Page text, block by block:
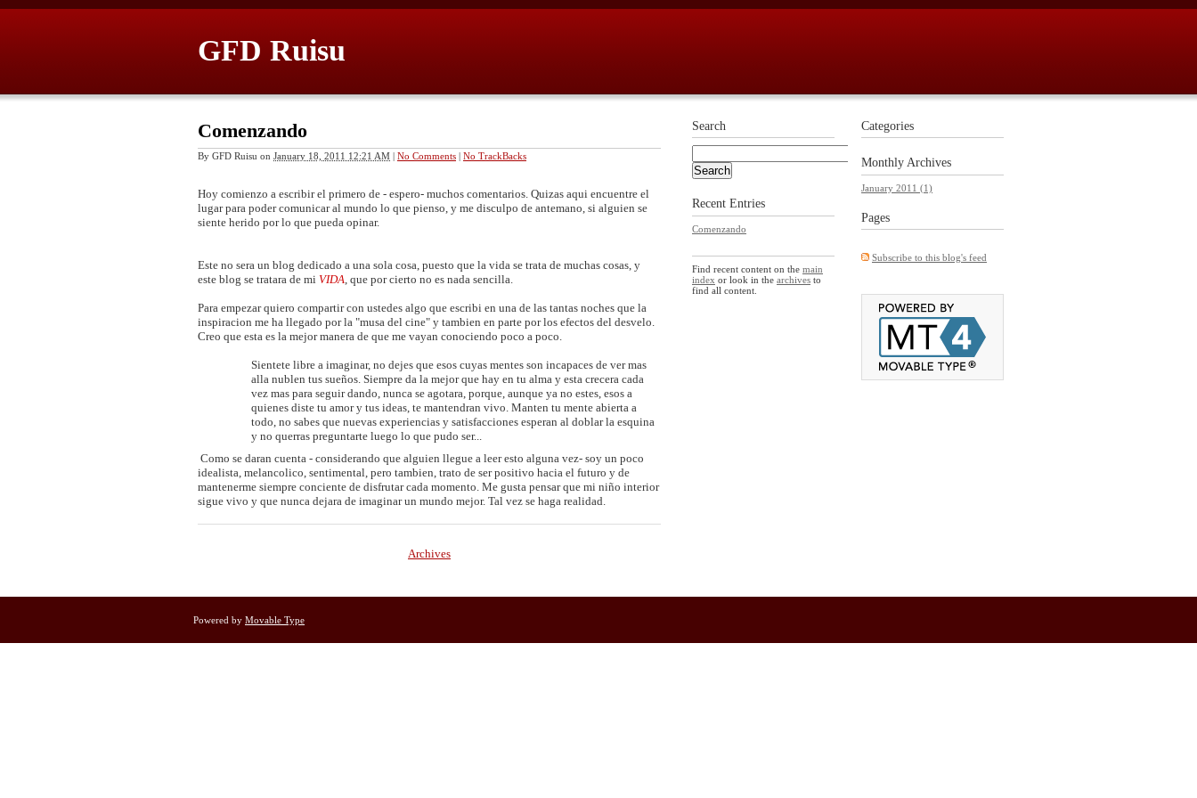
GFD Ruisu
Comenzando
By GFD Ruisu on January 18, 2011 12:21 AM | No Comments | No TrackBacks
Hoy comienzo a escribir el primero de - espero- muchos comentarios. Quizas aqui encuentre el
lugar para poder comunicar al mundo lo que pienso, y me disculpo de antemano, si alguien se
siente herido por lo que pueda opinar.
Este no sera un blog dedicado a una sola cosa, puesto que la vida se trata de muchas cosas, y
este blog se tratara de mi VIDA , que por cierto no es nada sencilla.
Para empezar quiero compartir con ustedes algo que escribi en una de las tantas noches que la
inspiracion me ha llegado por la "musa del cine" y tambien en parte por los efectos del desvelo.
Creo que esta es la mejor manera de que me vayan conociendo poco a poco.
Sientete libre a imaginar, no dejes que esos cuyas mentes son incapaces de ver mas
alla nublen tus sueños. Siempre da la mejor que hay en tu alma y esta crecera cada
vez mas para seguir dando, nunca se agotara, porque, aunque ya no estes, esos a
quienes diste tu amor y tus ideas, te mantendran vivo. Manten tu mente abierta a
todo, no sabes que nuevas experiencias y satisfacciones esperan al doblar la esquina
y no querras preguntarte luego lo que pudo ser...
Como se daran cuenta - considerando que alguien llegue a leer esto alguna vez- soy un poco
idealista, melancolico, sentimental, pero tambien, trato de ser positivo hacia el futuro y de
mantenerme siempre conciente de disfrutar cada momento. Me gusta pensar que mi niño interior
sigue vivo y que nunca dejara de imaginar un mundo mejor. Tal vez se haga realidad.
Archives
Categories
Monthly Archives
January 2011 (1)
Pages
Subscribe to this blog's feed
Search
Recent Entries
Comenzando
Find recent content on the main
index or look in the archives to
find all content.
Powered by Movable Type